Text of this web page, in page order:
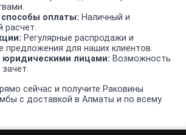
оплаты: Наличный и
расчет.
Регулярные распродажи и
предложения для наших клиентов.
юридическими лицами: Возможность
сейчас и получите Раковины
с доставкой в Алматы и по всему